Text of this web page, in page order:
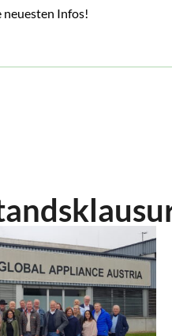
neuesten Infos!